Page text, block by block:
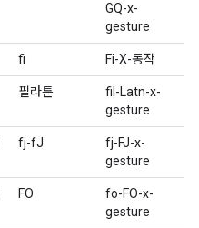
GQ-x-
gesture
fi Fi-X-동작
필라튼
fil-Latn-x-
gesture
fj-fJ
fj-FJ-x-
gesture
FO
fo-FO-x-
gesture